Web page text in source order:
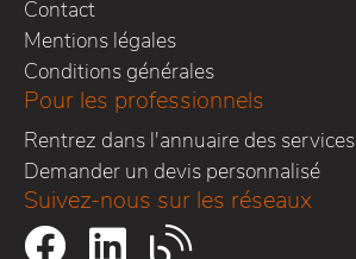
Contact
Mentions légales
Conditions générales
Pour les professionnels
Rentrez dans l'annuaire des services
Demander un devis personnalisé
Suivez-nous sur les réseaux